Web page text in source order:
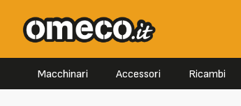
Macchinari Accessori Ricambi